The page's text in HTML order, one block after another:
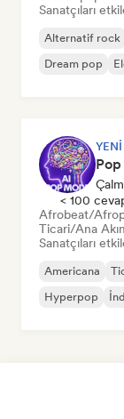
Sanatçıları
Alternatif rock
Dream pop
YENI
< 100
Afrobeat/
Ticari/Ana
Sanatçıları
Americana
Hyperpop